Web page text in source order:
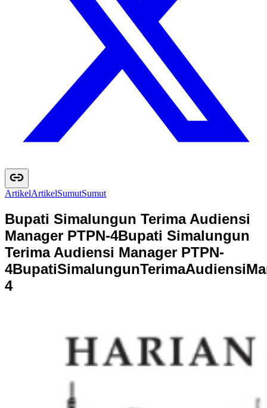
ArtikelArtikelSumutSumut
Bupati Simalungun Terima Audiensi
Manager PTPN-4Bupati Simalungun
Terima Audiensi Manager PTPN-
4BupatiSimalungunTerimaAudiensiMa
4